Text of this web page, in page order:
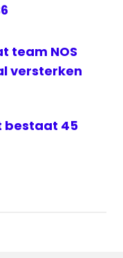
team NOS
versterken
bestaat 45